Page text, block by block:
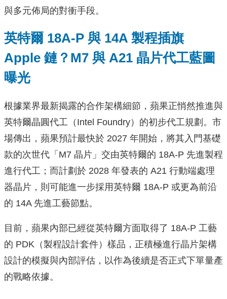
與多元佈局的對衝手段。
英特爾 18A-P 與 14A 製程插旗
Apple 鏈？M7 與 A21 晶片代工藍圖
曝光
根據業界最新揭露的合作架構細節，蘋果正悄然推進與
英特爾晶圓代工（Intel Foundry）的初步代工規劃。市
場傳出，蘋果預計最快於 2027 年開始，將其入門基礎
款的次世代「M7 晶片」交由英特爾的 18A-P 先進製程
進行代工；而計劃於 2028 年發表的 A21 行動端處理
器晶片，則可能進一步採用英特爾 18A-P 或更為前沿
的 14A 先進工藝節點。
目前，蘋果內部已經從英特爾方面取得了 18A-P 工藝
的 PDK（製程設計套件）樣品，正積極進行晶片架構
設計的模擬與內部評估，以作為後續是否正式下單量產
的戰略依據。